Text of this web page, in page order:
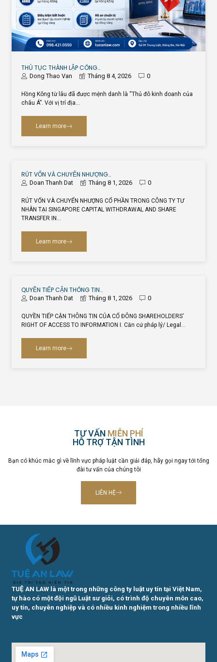
THỦ TỤC THÀNH LẬP CÔNG…
Dong Thao Van Tháng 8 4, 2026 0
Hồng Kông từ lâu đã được mệnh danh là “Thủ đô kinh doanh của
châu Á”. Với vị trí địa…
Learn more
RÚT VỐN VÀ CHUYỂN NHƯỢNG…
Doan Thanh Dat Tháng 8 1, 2026 0
RÚT VỐN VÀ CHUYỂN NHƯỢNG CỔ PHẦN TRONG CÔNG TY TƯ
NHÂN TẠI SINGAPORE CAPITAL WITHDRAWAL AND SHARE
TRANSFER IN…
Learn more
QUYỀN TIẾP CẬN THÔNG TIN…
Doan Thanh Dat Tháng 8 1, 2026 0
QUYỀN TIẾP CẬN THÔNG TIN CỦA CỔ ĐÔNG SHAREHOLDERS’
RIGHT OF ACCESS TO INFORMATION I. Căn cứ pháp lý/ Legal…
Learn more
TƯ VẤN MIỄN PHÍ
HỖ TRỢ TẬN TÌNH
Bạn có khúc mắc gì về lĩnh vực pháp luật cần giải đáp, hãy gọi ngay tới tổng
đài tư vấn của chúng tôi
LIÊN HỆ
TUỆ AN LAW là một trong những công ty luật uy tín tại Việt Nam,
tự hào có một đội ngũ Luật sư giỏi, có trình độ chuyên môn cao,
uy tín, chuyên nghiệp và có nhiều kinh nghiệm trong nhiều lĩnh
vực